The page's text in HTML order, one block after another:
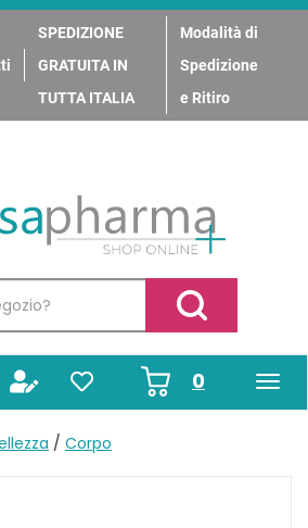
SPEDIZIONE
GRATUITA IN
TUTTA ITALIA
Modalità di
Spedizione
e Ritiro
Cerca Prodotto
0prodotti
inseriti
/ Corpo